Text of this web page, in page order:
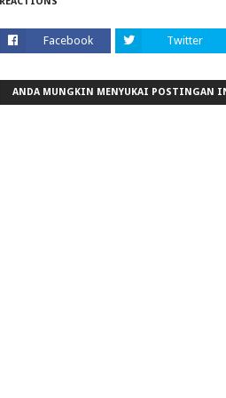
Facebook Twitter
ANDA MUNGKIN MENYUKAI POSTINGAN